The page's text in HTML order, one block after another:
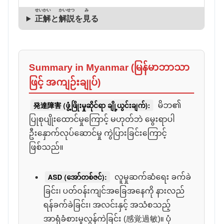
正解
せいかい
と解説
かいせつ
を見
み
る
Summary in Myanmar (မြန်မာဘာသာ
ဖြင့် အကျဉ်းချုပ်)
発達障害 (ဖွံ့ဖြိုးမှုဆိုင်ရာ ချို့ယွင်းချက်):
မိဘ၏
ပြုစုပျိုးထောင်မှုကြောင့် မဟုတ်ဘဲ မွေးရာပါ
ဦးနှောက်လုပ်ဆောင်မှု ကွဲပြားခြင်းကြောင့်
ဖြစ်သည်။
ASD (အော်တစ်ဇင်):
လူမှုဆက်ဆံရေး ခက်ခဲ
ခြင်း၊ ပတ်ဝန်းကျင်အခြေအနေကို နားလည်
ရန်ခက်ခဲခြင်း၊ အလင်းနှင့် အသံစသည့်
အာရုံခံစားမှုလွန်ကဲခြင်း (感覚過敏)။ ပုံ